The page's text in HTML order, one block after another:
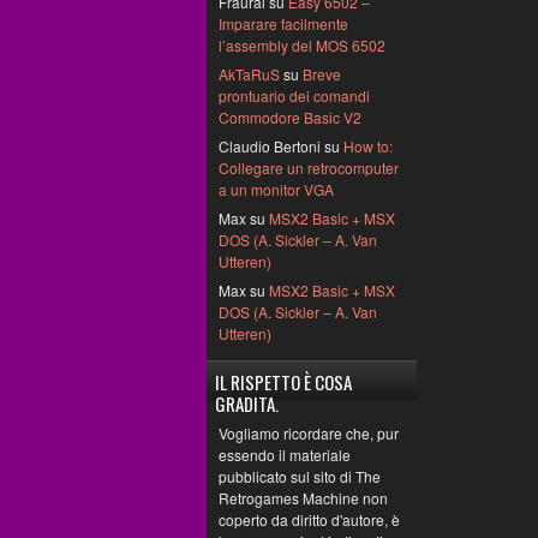
Imparare facilmente
l’assembly del MOS 6502
AkTaRuSsu Breve
prontuario dei comandi
Commodore Basic V2
Claudio Bertoni su How to:
Collegare un retrocomputer
a un monitor VGA
Max su MSX2 Basic + MSX
DOS (A. Sickler – A. Van
Utteren)
Max su MSX2 Basic + MSX
DOS (A. Sickler – A. Van
Utteren)
IL RISPETTO È COSA
GRADITA.
Vogliamo ricordare che, pur
essendo il materiale
pubblicato sul sito di The
Retrogames Machine non
coperto da diritto d'autore, è